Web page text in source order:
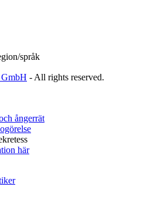
språk
GmbH - All rights reserved.
ångerrät
här